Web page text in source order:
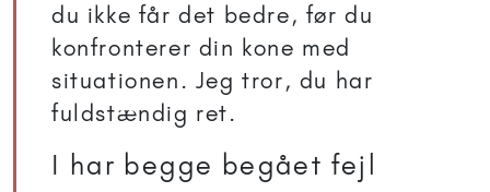
du ikke får det bedre, før du
konfronterer din kone med
situationen. Jeg tror, du har
fuldstændig ret.
I har begge begået fejl